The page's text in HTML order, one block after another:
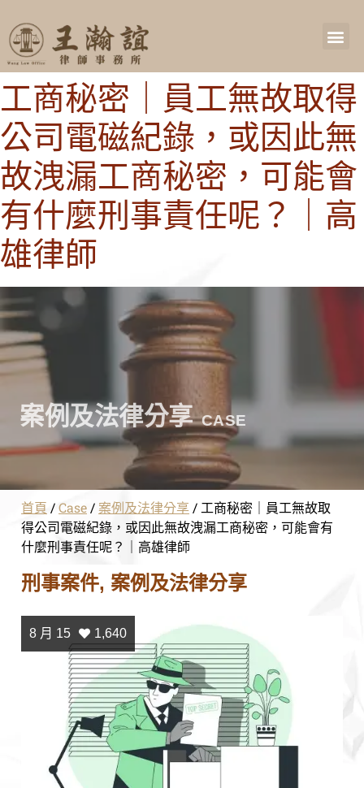
工商秘密｜員工無故取得
公司電磁紀錄，或因此無
故洩漏工商秘密，可能會
有什麼刑事責任呢？｜高
雄律師
案例及法律分享 CASE
首頁 /Case/ 案例及法律分享 /工商秘密｜員工無故取
得公司電磁紀錄，或因此無故洩漏工商秘密，可能會有
什麼刑事責任呢？｜高雄律師
刑事案件, 案例及法律分享
8 月 15 1,640